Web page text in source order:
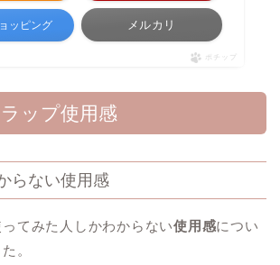
ッピング メルカリ
ポチップ
ップ使用感
らない使用感
てみた人しかわからない使用感につい
。